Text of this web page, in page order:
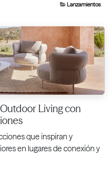
Lanzamientos
Living con
que inspiran y
en lugares de conexión y